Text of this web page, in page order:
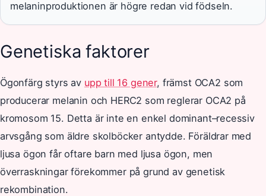
melaninproduktionen är högre redan vid födseln.
Genetiska faktorer
Ögonfärg styrs av upp till 16 gener, främst OCA2 som
producerar melanin och HERC2 som reglerar OCA2 på
kromosom 15. Detta är inte en enkel dominant–recessiv
arvsgång som äldre skolböcker antydde. Föräldrar med
ljusa ögon får oftare barn med ljusa ögon, men
överraskningar förekommer på grund av genetisk
rekombination.